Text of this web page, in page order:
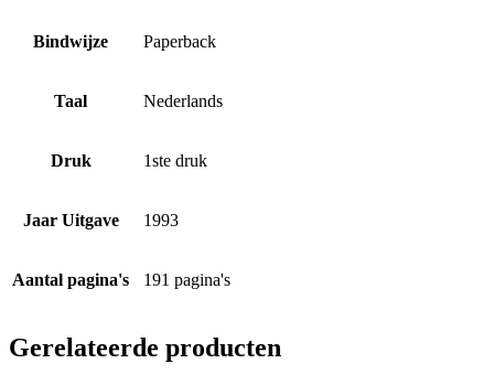
Bindwijze Paperback
Taal Nederlands
Druk 1ste druk
Jaar Uitgave 1993
Aantal pagina's 191 pagina's
Gerelateerde producten